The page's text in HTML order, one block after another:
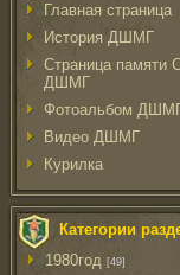
Главная страница
История ДШМГ
Страница памяти
ДШМГ
Фотоальбом
Видео ДШМГ
Курилка
Категории
1980год [49]